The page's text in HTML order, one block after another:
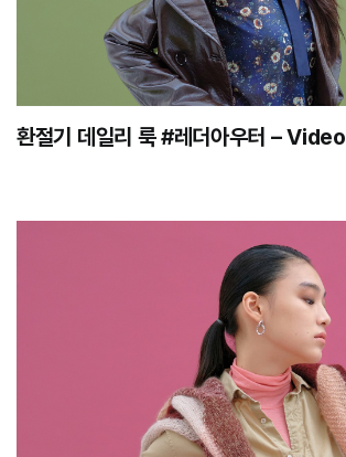
환절기 데일리 룩 #레더아우터 – Video